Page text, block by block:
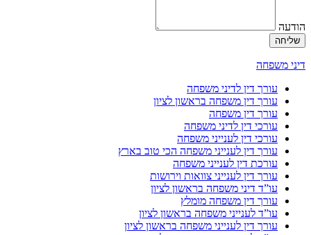
הודעה
שליחה
דיני משפחה
עורך דין לדיני משפחה
עורך דין משפחה בראשון לציון
עורך דין משפחה
עורכי דין לדיני משפחה
עורכי דין לענייני משפחה
עורך דין לענייני משפחה הכי טוב בארץ
עורכת דין לענייני משפחה
עורך דין לענייני צוואות וירושות
עו”ד דיני משפחה בראשון לציון
עורך דין משפחה מומלץ
עו”ד לענייני משפחה בראשון לציון
עורך דין לענייני משפחה בראשון לציון